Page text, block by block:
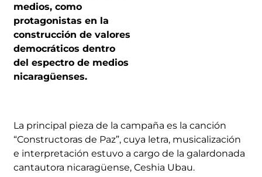
medios, como
protagonistas en la
construcción de valores
democráticos dentro
del espectro de medios
nicaragüenses.
La principal pieza de la campaña es la canción
“Constructoras de Paz”, cuya letra, musicalización
e interpretación estuvo a cargo de la galardonada
cantautora nicaragüense, Ceshia Ubau.